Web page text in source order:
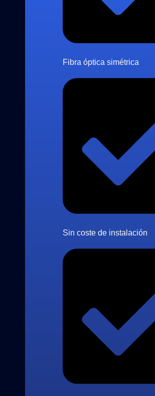
Fibra óptica simétrica
Sin coste de instalación